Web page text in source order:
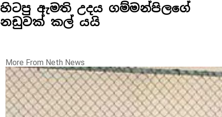
හිටපු ඇමති උදය ගම්මන්පිලගේ
නඩුවක් කල් යයි
More From Neth News